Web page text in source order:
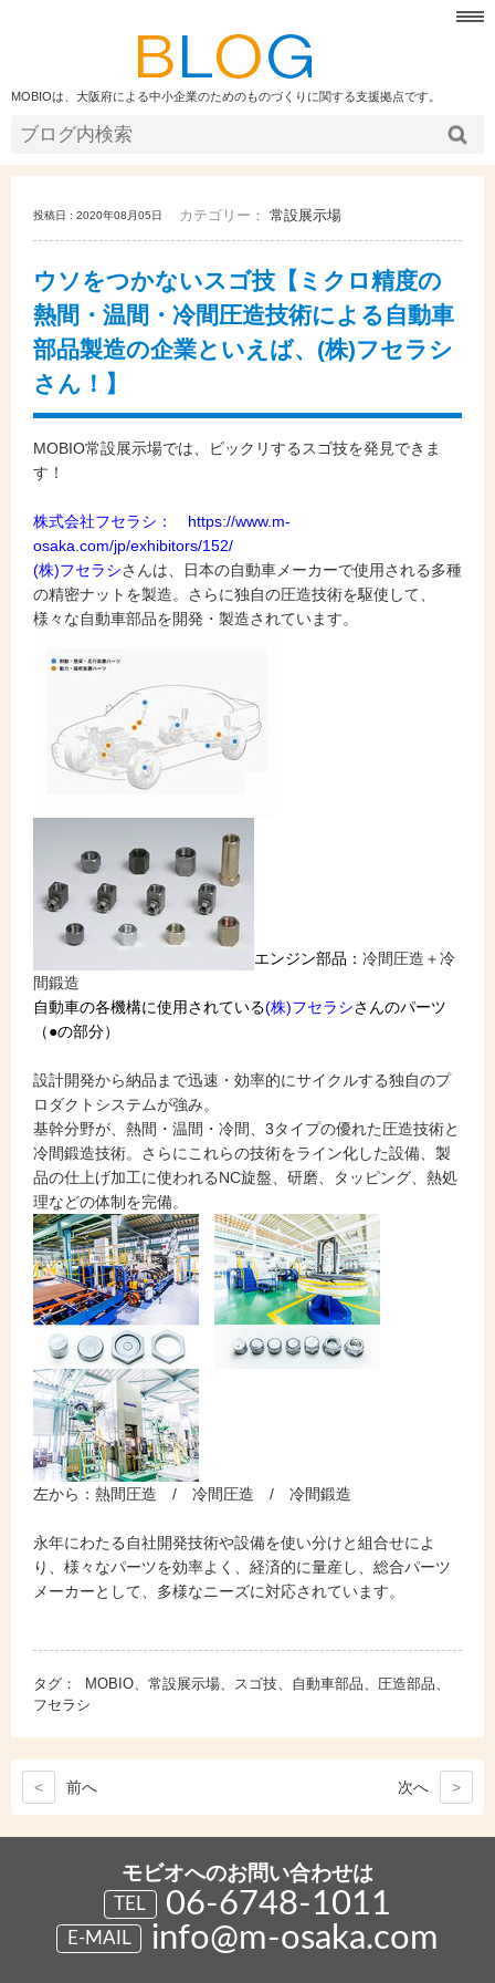
MOBIOは、大阪府による中小企業のためのものづくりに関する支援拠点です。
投稿日 : 2020年08月05日 カテゴリー： 常設展示場
ウソをつかないスゴ技【ミクロ精度の
熱間・温間・冷間圧造技術による自動車
部品製造の企業といえば、(株)フセラシ
さん！】
MOBIO常設展示場では、ビックリするスゴ技を発見できま
す！
株式会社フセラシ： https://www.m-
osaka.com/jp/exhibitors/152/
(株)フセラシさんは、日本の自動車メーカーで使用される多種
の精密ナットを製造。さらに独自の圧造技術を駆使して、
様々な自動車部品を開発・製造されています。
エンジン部品： 冷間圧造＋冷
間鍛造
自動車の各機構に使用されている(株)フセラシさんのパーツ
（●の部分）
設計開発から納品まで迅速・効率的にサイクルする独自のプ
ロダクトシステムが強み。
基幹分野が、熱間・温間・冷間、3タイプの優れた圧造技術と
冷間鍛造技術。さらにこれらの技術をライン化した設備、製
品の仕上げ加工に使われるNC旋盤、研磨、タッピング、熱処
理などの体制を完備。
左から：熱間圧造 / 冷間圧造 / 冷間鍛造
永年にわたる自社開発技術や設備を使い分けと組合せによ
り、様々なパーツを効率よく、経済的に量産し、総合パーツ
メーカーとして、多様なニーズに対応されています。
タグ：
MOBIO、常設展示場、スゴ技、自動車部品、圧造部品、
フセラシ
< 前へ 次へ >
モビオへのお問い合わせは
TEL 06-6748-1011
E-MAIL info@m-osaka.com